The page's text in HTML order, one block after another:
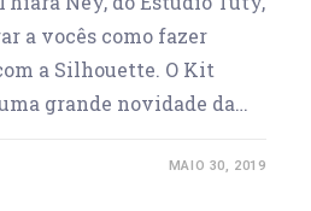
a vocês como fazer
a Silhouette. O Kit
grande novidade da…
MAIO 30, 2019